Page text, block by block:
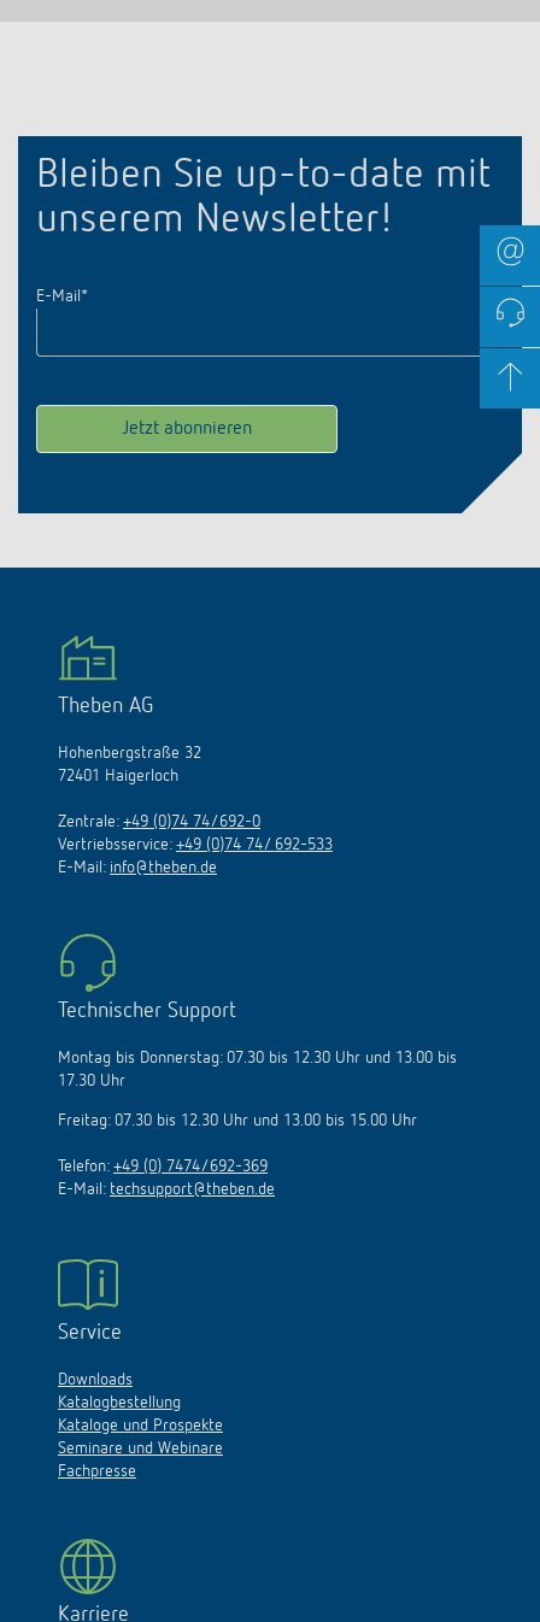
Bleiben Sie up-to-date mit
unserem Newsletter!
E-Mail *
Theben AG
Hohenbergstraße 32
72401 Haigerloch
Zentrale: +49 (0)74 74/692-0
Vertriebsservice: +49 (0)74 74/ 692-533
E-Mail: info@theben.de
Technischer Support
Montag bis Donnerstag: 07.30 bis 12.30 Uhr und 13.00 bis
17.30 Uhr
Freitag: 07.30 bis 12.30 Uhr und 13.00 bis 15.00 Uhr
Telefon: +49 (0) 7474/692-369
E-Mail: techsupport@theben.de
Service
Downloads
Katalogbestellung
Kataloge und Prospekte
Seminare und Webinare
Fachpresse
Karriere